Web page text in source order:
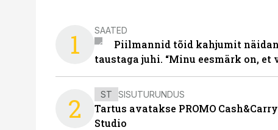
1 SAATED
Piilmannid tõid kahjumit
taustaga juhi. “Minu eesmärk on, et
2 ST SISUTURUNDUS
Tartus avatakse PROMO
Studio